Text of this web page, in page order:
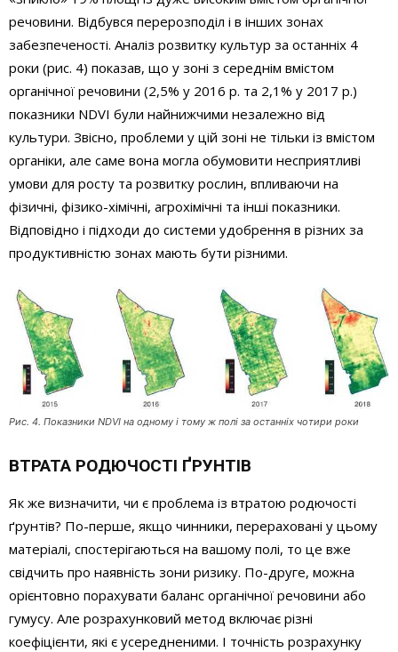
речовини. Відбувся перерозподіл і в інших зонах
забезпеченості. Аналіз розвитку культур за останніх 4
роки (рис. 4) показав, що у зоні з середнім вмістом
органічної речовини (2,5% у 2016 р. та 2,1% у 2017 р.)
показники NDVI були найнижчими незалежно від
культури. Звісно, проблеми у цій зоні не тільки із вмістом
органіки, але саме вона могла обумовити несприятливі
умови для росту та розвитку рослин, впливаючи на
фізичні, фізико-хімічні, агрохімічні та інші показники.
Відповідно і підходи до системи удобрення в різних за
продуктивністю зонах мають бути різними.
Рис. 4. Показники NDVI на одному і тому ж полі за останніх чотири роки
ВТРАТА РОДЮЧОСТІ ҐРУНТІВ
Як же визначити, чи є проблема із втратою родючості
ґрунтів? По-перше, якщо чинники, перераховані у цьому
матеріалі, спостерігаються на вашому полі, то це вже
свідчить про наявність зони ризику. По-друге, можна
орієнтовно порахувати баланс органічної речовини або
гумусу. Але розрахунковий метод включає різні
коефіцієнти, які є усередненими. І точність розрахунку